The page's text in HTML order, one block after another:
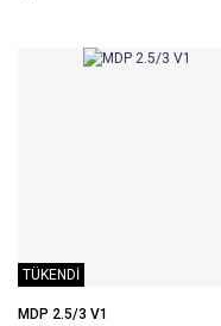
TÜKENDİ
MDP 2.5/3 V1